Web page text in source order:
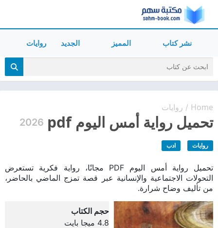
نشر كتاب المميز الجديد روايات
Home
/ روايات
تحميل رواية أمس اليوم pdf 2026
روايات ادب
تحميل رواية أمس اليوم PDF مجانًا، رواية فكرية تستعرض
التحولات الاجتماعية والإنسانية عبر قصة تمزج الماضي بالحاضر،
من تأليف وضاح شرارة.
حجم الكتاب
4.8 ميجا بايت